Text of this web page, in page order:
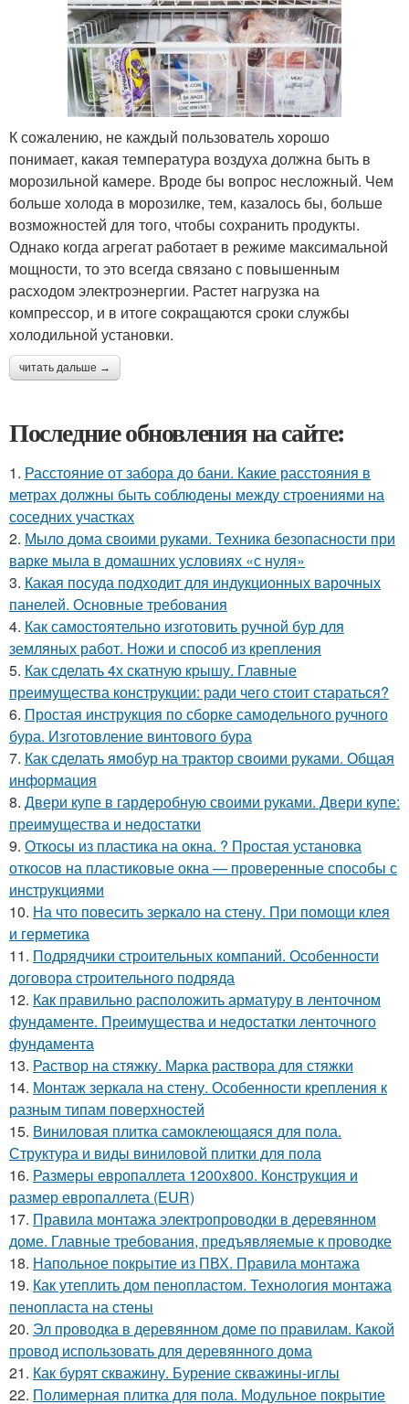
К сожалению, не каждый пользователь хорошо
понимает, какая температура воздуха должна быть в
морозильной камере. Вроде бы вопрос несложный. Чем
больше холода в морозилке, тем, казалось бы, больше
возможностей для того, чтобы сохранить продукты.
Однако когда агрегат работает в режиме максимальной
мощности, то это всегда связано с повышенным
расходом электроэнергии. Растет нагрузка на
компрессор, и в итоге сокращаются сроки службы
холодильной установки.
читать дальше →
Последние обновления на сайте:
1. Расстояние от забора до бани. Какие расстояния в
метрах должны быть соблюдены между строениями на
соседних участках
2. Мыло дома своими руками. Техника безопасности при
варке мыла в домашних условиях «с нуля»
3. Какая посуда подходит для индукционных варочных
панелей. Основные требования
4. Как самостоятельно изготовить ручной бур для
земляных работ. Ножи и способ из крепления
5. Как сделать 4х скатную крышу. Главные
преимущества конструкции: ради чего стоит стараться?
6. Простая инструкция по сборке самодельного ручного
бура. Изготовление винтового бура
7. Как сделать ямобур на трактор своими руками. Общая
информация
8. Двери купе в гардеробную своими руками. Двери купе:
преимущества и недостатки
9. Откосы из пластика на окна. ? Простая установка
откосов на пластиковые окна — проверенные способы с
инструкциями
10. На что повесить зеркало на стену. При помощи клея
и герметика
11. Подрядчики строительных компаний. Особенности
договора строительного подряда
12. Как правильно расположить арматуру в ленточном
фундаменте. Преимущества и недостатки ленточного
фундамента
13. Раствор на стяжку. Марка раствора для стяжки
14. Монтаж зеркала на стену. Особенности крепления к
разным типам поверхностей
15. Виниловая плитка самоклеющаяся для пола.
Структура и виды виниловой плитки для пола
16. Размеры европаллета 1200х800. Конструкция и
размер европаллета (EUR)
17. Правила монтажа электропроводки в деревянном
доме. Главные требования, предъявляемые к проводке
18. Напольное покрытие из ПВХ. Правила монтажа
19. Как утеплить дом пенопластом. Технология монтажа
пенопласта на стены
20. Эл проводка в деревянном доме по правилам. Какой
провод использовать для деревянного дома
21. Как бурят скважину. Бурение скважины-иглы
22. Полимерная плитка для пола. Модульное покрытие